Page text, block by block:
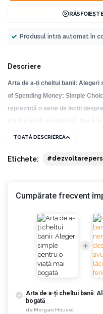
Produsul intră automat în
Descriere
Arta de a-ți cheltui banii: Alegeri
of Spending Money: Simple
reprezintă o serie de lecții
cum să acumulăm avere, în
Autorul pornește de la premisa
cheltuim bani până și pe ceea
Confundăm admirația cu
„Arta de a-ți cheltui banii” nu
soluții universale, ci o mai bună
ne modelează deciziile și cum
Morgan Housel este partener la
de risc axată pe finanțarea
TOATĂ DESCRIEREA
Etichete:
Cumpărate frecvent
Arta de a-ți cheltui banii:
bogată
de Morgan Housel